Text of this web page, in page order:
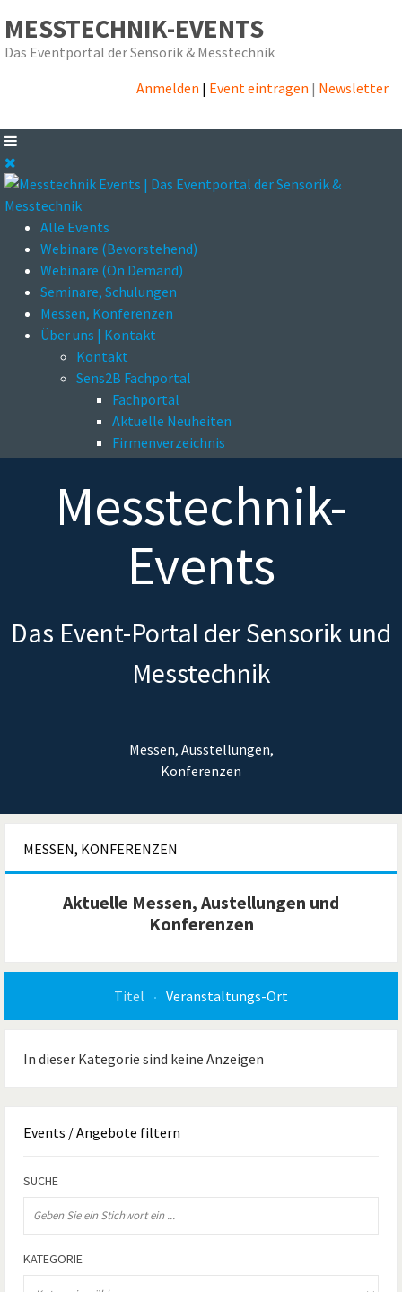
MESSTECHNIK-EVENTS
Das Eventportal der Sensorik & Messtechnik
Anmelden | Event eintragen | Newsletter
Alle Events
Webinare (Bevorstehend)
Webinare (On Demand)
Seminare, Schulungen
Messen, Konferenzen
Über uns | Kontakt
Kontakt
Sens2B Fachportal
Fachportal
Aktuelle Neuheiten
Firmenverzeichnis
Messtechnik-
Events
Das Event-Portal der Sensorik und
Messtechnik
Messen, Ausstellungen,
Konferenzen
MESSEN, KONFERENZEN
Aktuelle Messen, Austellungen und
Konferenzen
Titel Veranstaltungs-Ort
In dieser Kategorie sind keine Anzeigen
Events / Angebote filtern
SUCHE
KATEGORIE